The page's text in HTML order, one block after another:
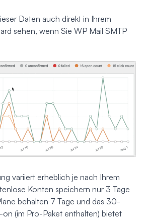
Daten auch direkt in Ihrem
sehen, wenn Sie WP Mail SMTP
variiert erheblich je nach Ihrem
Konten speichern nur 3 Tage
behalten 7 Tage und das 30-
(im Pro-Paket enthalten) bietet